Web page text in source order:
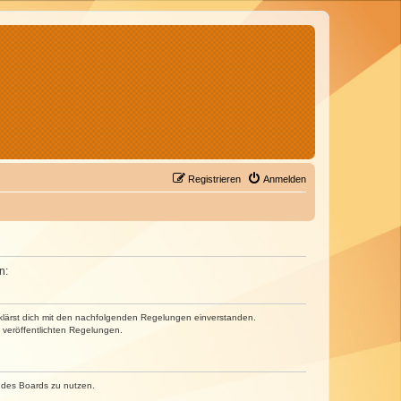
Anmelden
Registrieren
dich mit den nachfolgenden Regelungen einverstanden.
Regelungen.
Boards zu nutzen.